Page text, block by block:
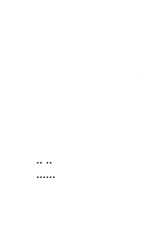
.. ..
......